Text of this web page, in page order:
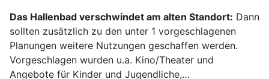
Das Hallenbad verschwindet am alten Standort: Dann
sollten zusätzlich zu den unter 1 vorgeschlagenen
Planungen weitere Nutzungen geschaffen werden.
Vorgeschlagen wurden u.a. Kino/Theater und
Angebote für Kinder und Jugendliche,…